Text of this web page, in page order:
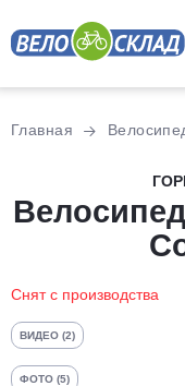
Главная
Снят с производства
ВИДЕО (2)
ФОТО (5)
Разбейте
оплату
без
График